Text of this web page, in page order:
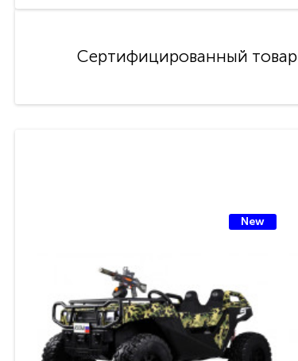
Сертифицированный товар
New